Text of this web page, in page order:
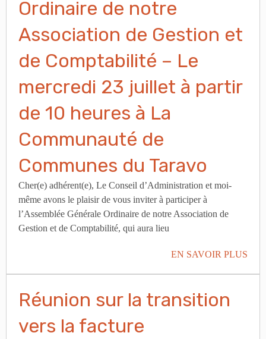
Ordinaire de notre
Association de Gestion et
de Comptabilité – Le
mercredi 23 juillet à partir
de 10 heures à La
Communauté de
Communes du Taravo
Cher(e) adhérent(e), Le Conseil d’Administration et moi-
même avons le plaisir de vous inviter à participer à
l’Assemblée Générale Ordinaire de notre Association de
Gestion et de Comptabilité, qui aura lieu
EN SAVOIR PLUS
Réunion sur la transition
vers la facture